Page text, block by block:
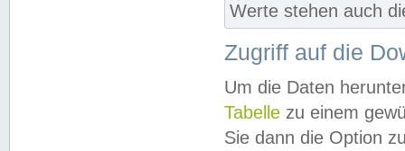
Werte stehen auch
Zugriff auf die
Um die Daten
Tabelle zu einem
Sie dann die Option